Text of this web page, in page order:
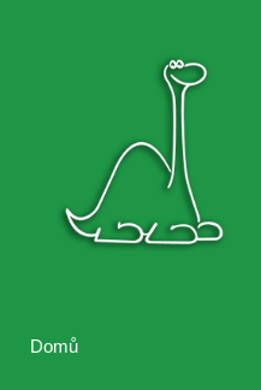
Brontosaurus
Brontosaurus
Domů